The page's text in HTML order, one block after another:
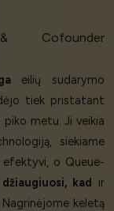
Cofounder
eilių sudarymo
tiek pristatant
metu. Ji veikia
siekiame
o Queue-
kad ir
Nagrinėjome keletą